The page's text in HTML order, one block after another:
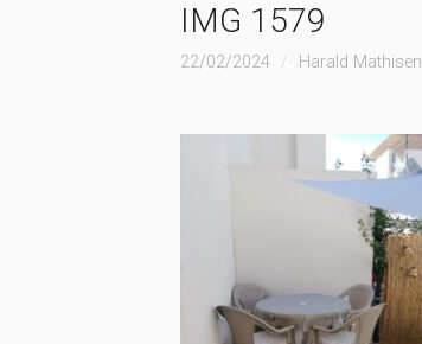
IMG 1579
22/02/2024 Harald Mathisen